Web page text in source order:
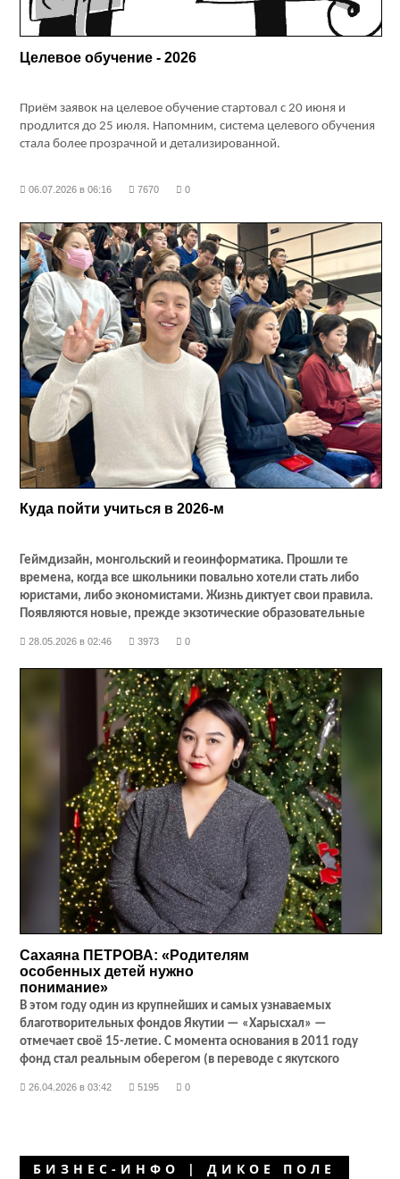
Целевое обучение - 2026
Приём заявок на целевое обучение стартовал с 20 июня и
продлится до 25 июля. Напомним, система целевого обучения
стала более прозрачной и детализированной.
06.07.2026 в 06:16 7670 0
Куда пойти учиться в 2026-м
Геймдизайн, монгольский и геоинформатика. Прошли те
времена, когда все школьники повально хотели стать либо
юристами, либо экономистами. Жизнь диктует свои правила.
Появляются новые, прежде экзотические образовательные
представляем новые перспективные специальности,
программы которых ранее в вузах не изучали.
28.05.2026 в 02:46 3973 0
Сахаяна ПЕТРОВА: «Родителям
особенных детей нужно
понимание»
В этом году один из крупнейших и самых узнаваемых
благотворительных фондов Якутии — «Харысхал» —
отмечает своё 15-летие. С момента основания в 2011 году
фонд стал реальным оберегом (в переводе с якутского
26.04.2026 в 03:42 5195 0
БИЗНЕС-ИНФО | ДИКОЕ ПОЛЕ